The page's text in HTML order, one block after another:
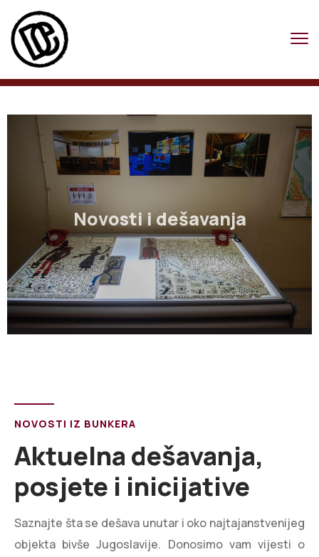
Novosti i dešavanja
NOVOSTI IZ BUNKERA
Aktuelna dešavanja,
posjete i inicijative
Saznajte šta se dešava unutar i oko najtajanstvenijeg
objekta bivše Jugoslavije. Donosimo vam vijesti o